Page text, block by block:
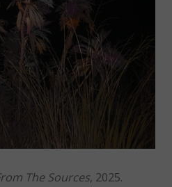
The Sources, 2025.